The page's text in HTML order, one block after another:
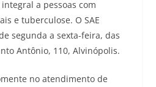
a pessoas com
e tuberculose. O SAE
segunda a sexta-feira, das
Antônio, 110, Alvinópolis.
no atendimento de